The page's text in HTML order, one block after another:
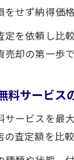
せず納得価
定を依頼し比
却の第一歩で
料サービス
サービスを最
査定額を比